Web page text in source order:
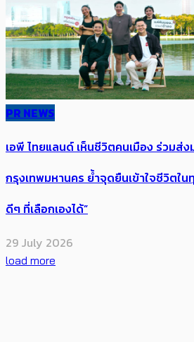
PR NEWS
เอพี ไทยแลนด์ เห็นชีวิตคนเมือง ร่วมส่ง
กรุงเทพมหานคร ย้ำจุดยืนเข้าใจชีวิตใน
ดีๆ ที่เลือกเองได้”
29 July 2026
load more